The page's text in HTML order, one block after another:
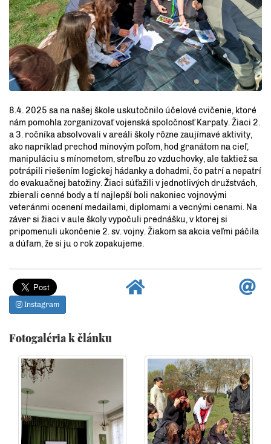
8.4. 2025 sa na našej škole uskutočnilo účelové cvičenie, ktoré
nám pomohla zorganizovať vojenská spoločnosť Karpaty. Žiaci 2.
a 3. ročníka absolvovali v areáli školy rôzne zaujímavé aktivity,
ako napríklad prechod mínovým poľom, hod granátom na cieľ,
manipuláciu s mínometom, streľbu zo vzduchovky, ale taktiež sa
potrápili riešením logickej hádanky a dohadmi, čo patrí a nepatrí
do evakuačnej batožiny. Žiaci súťažili v jednotlivých družstvách,
zbierali cenné body a tí najlepší boli nakoniec vojnovými
veteránmi ocenení medailami, diplomami a vecnými cenami. Na
záver si žiaci v aule školy vypočuli prednášku, v ktorej si
pripomenuli ukončenie 2. sv. vojny. Žiakom sa akcia veľmi páčila
a dúfam, že si ju o rok zopakujeme.
Instagram
Fotogaléria k článku